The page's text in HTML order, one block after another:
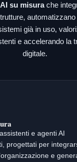
su misurache
già in uso,
e accelerando la
digitale.
e agenti AI
progettati per
e